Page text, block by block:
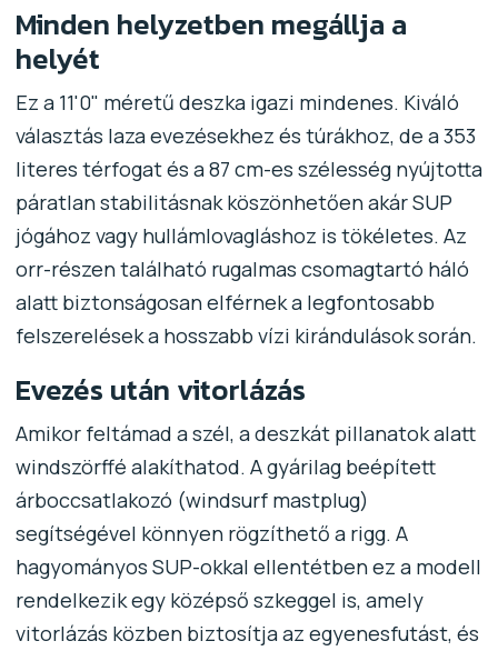
Minden helyzetben megállja a
helyét
Ez a 11'0" méretű deszka igazi mindenes. Kiváló
választás laza evezésekhez és túrákhoz, de a 353
literes térfogat és a 87 cm-es szélesség nyújtotta
páratlan stabilitásnak köszönhetően akár SUP
jógához vagy hullámlovagláshoz is tökéletes. Az
orr-részen található rugalmas csomagtartó háló
alatt biztonságosan elférnek a legfontosabb
felszerelések a hosszabb vízi kirándulások során.
Evezés után vitorlázás
Amikor feltámad a szél, a deszkát pillanatok alatt
windszörffé alakíthatod. A gyárilag beépített
árboccsatlakozó (windsurf mastplug)
segítségével könnyen rögzíthető a rigg. A
hagyományos SUP-okkal ellentétben ez a modell
rendelkezik egy középső szkeggel is, amely
vitorlázás közben biztosítja az egyenesfutást, és